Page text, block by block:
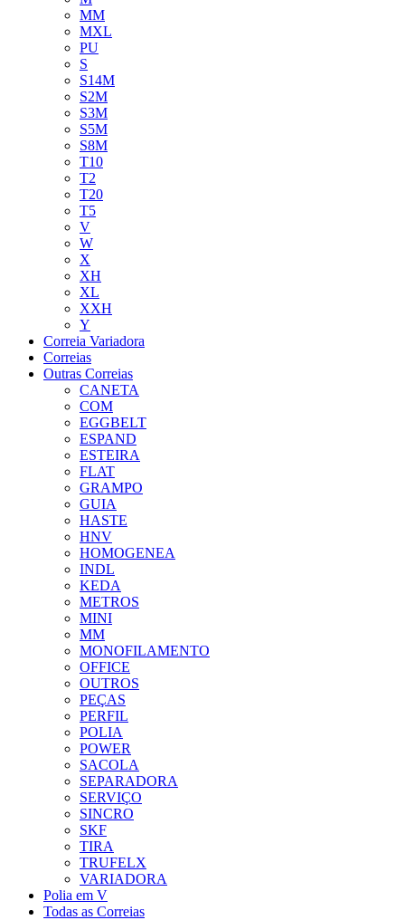
MM
MXL
PU
S
S14M
S2M
S3M
S5M
S8M
T10
T2
T20
T5
V
W
X
XH
XL
XXH
Y
Correia Variadora
Correias
Outras Correias
CANETA
COM
EGGBELT
ESPAND
ESTEIRA
FLAT
GRAMPO
GUIA
HASTE
HNV
HOMOGENEA
INDL
KEDA
METROS
MINI
MM
MONOFILAMENTO
OFFICE
OUTROS
PEÇAS
PERFIL
POLIA
POWER
SACOLA
SEPARADORA
SERVIÇO
SINCRO
SKF
TIRA
TRUFELX
VARIADORA
Polia em V
Todas as Correias